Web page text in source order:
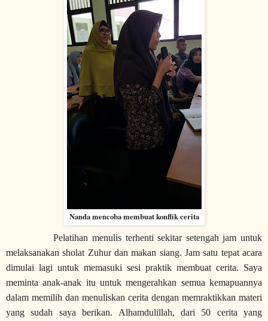
Nanda mencoba membuat konflik cerita
Pelatihan menulis terhenti sekitar setengah jam untuk
melaksanakan sholat Zuhur dan makan siang. Jam satu tepat acara
dimulai lagi untuk memasuki sesi praktik membuat cerita. Saya
meminta anak-anak itu untuk mengerahkan semua kemapuannya
dalam memilih dan menuliskan cerita dengan memraktikkan materi
yang sudah saya berikan. Alhamdulillah, dari 50 cerita yang